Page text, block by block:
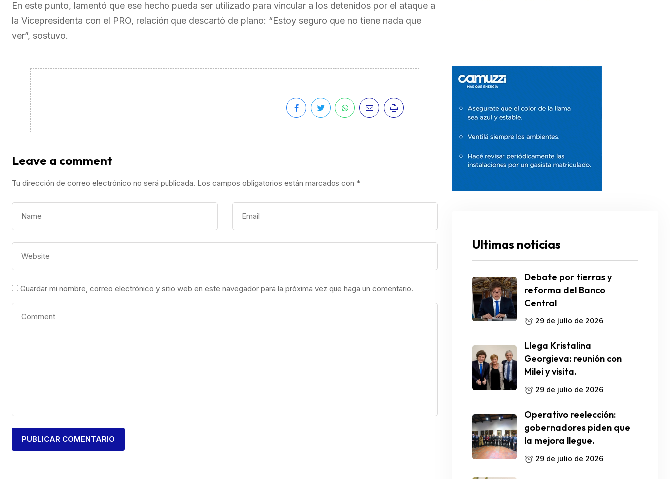
En este punto, lamentó que ese hecho pueda ser utilizado para vincular a los detenidos por el ataque a
la Vicepresidenta con el PRO, relación que descartó de plano: “Estoy seguro que no tiene nada que
ver”, sostuvo.
Leave a comment
Tu dirección de correo electrónico no será publicada. Los campos obligatorios están marcados con *
Guardar mi nombre, correo electrónico y sitio web en este navegador para la próxima vez que haga un comentario.
Ultimas noticias
Debate por tierras y
reforma del Banco
Central
29 de julio de 2026
Llega Kristalina
Georgieva: reunión con
Milei y visita.
29 de julio de 2026
Operativo reelección:
gobernadores piden que
la mejora llegue.
29 de julio de 2026